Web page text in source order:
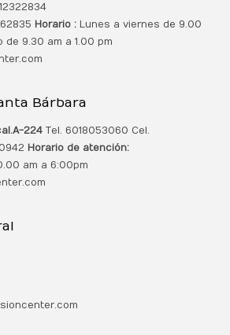
Horario : Lunes a viernes de 9.00
de 9.30 am a 1.00 pm
Bárbara
A-224 Tel. 6018053060 Cel.
Horario de atención:
am a 6:00pm